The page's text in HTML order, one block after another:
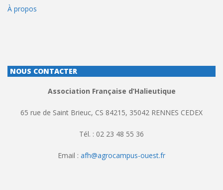
À propos
NOUS CONTACTER
Association Française d’Halieutique
65 rue de Saint Brieuc, CS 84215, 35042 RENNES CEDEX
Tél. : 02 23 48 55 36
Email : afh@agrocampus-ouest.fr